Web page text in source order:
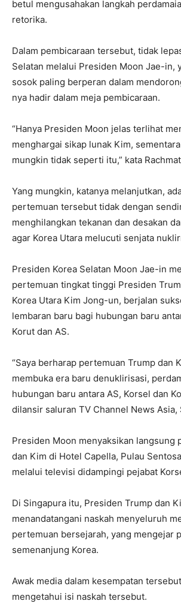
betul mengusahakan langkah
retorika.
Dalam pembicaraan tersebut, tidak
Selatan melalui Presiden Moon Jae-in,
sosok paling berperan dalam
nya hadir dalam meja pembicaraan.
“Hanya Presiden Moon jelas terlihat
menghargai sikap lunak Kim,
mungkin tidak seperti itu,” kata
Yang mungkin, katanya melanjutkan,
pertemuan tersebut tidak dengan
menghilangkan tekanan dan desakan
agar Korea Utara melucuti senjata
Presiden Korea Selatan Moon Jae-in
pertemuan tingkat tinggi Presiden
Korea Utara Kim Jong-un, berjalan
lembaran baru bagi hubungan baru
Korut dan AS.
“Saya berharap pertemuan Trump dan
membuka era baru denuklirisasi,
hubungan baru antara AS, Korsel dan
dilansir saluran TV Channel News Asia,
Presiden Moon menyaksikan langsung
dan Kim di Hotel Capella, Pulau
melalui televisi didampingi pejabat
Di Singapura itu, Presiden Trump dan
menandatangani naskah menyeluruh
pertemuan bersejarah, yang mengejar
semenanjung Korea.
Awak media dalam kesempatan
mengetahui isi naskah tersebut.